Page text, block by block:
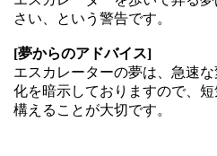
さい、という警告です。
[夢からのアドバイス]
エスカレーターの夢は、急速
化を暗示しておりますので、
構えることが大切です。